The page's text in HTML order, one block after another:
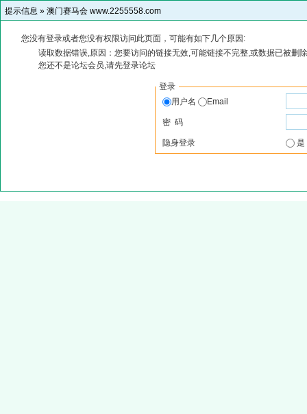
提示信息 » 澳门赛马会 www.2255558.com
您没有登录或者您没有权限访问此页面，可能有如下几个原因:
读取数据错误,原因：您要访问的链接无效,可能链接不完整,或数据已被删
您还不是论坛会员,请先登录论坛
登录
用户名
Email
密 码
隐身登录